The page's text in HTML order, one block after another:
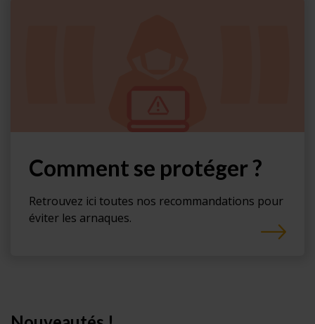
Comment se protéger ?
Retrouvez ici toutes nos recommandations pour
éviter les arnaques.